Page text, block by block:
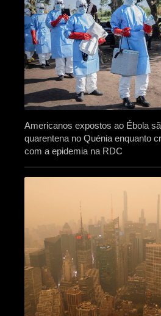
Americanos expostos ao Ébola
quarentena no Quénia enquanto
com a epidemia na RDC